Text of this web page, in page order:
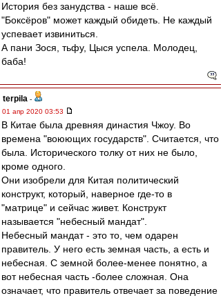
История без занудства - наше всё.
"Боксёров" может каждый обидеть. Не каждый
успевает извиниться.
А пани Зося, тьфу, Цыся успела. Молодец,
баба!
terpila -
01 апр 2020 03:53
В Китае была древняя династия Чжоу. Во
времена "воюющих государств". Считается, что
была. Исторического толку от них не было,
кроме одного.
Они изобрели для Китая политический
конструкт, который, наверное где-то в
"матрице" и сейчас живет. Конструкт
называется "небесный мандат".
Небесный мандат - это то, чем одарен
правитель. У него есть земная часть, а есть и
небесная. С земной более-менее понятно, а
вот небесная часть -более сложная. Она
означает, что правитель отвечает за поведение